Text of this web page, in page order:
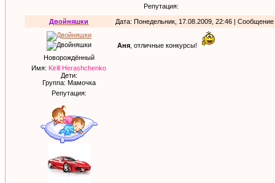
Репутация:
Двойняшки Дата: Понедельник, 17.08.2009, 22:46 |
Новорождённый
Имя: Kirill Herashchenko
Дети:
Группа: Мамочка
Репутация:
Аня , отличные конкурсы!